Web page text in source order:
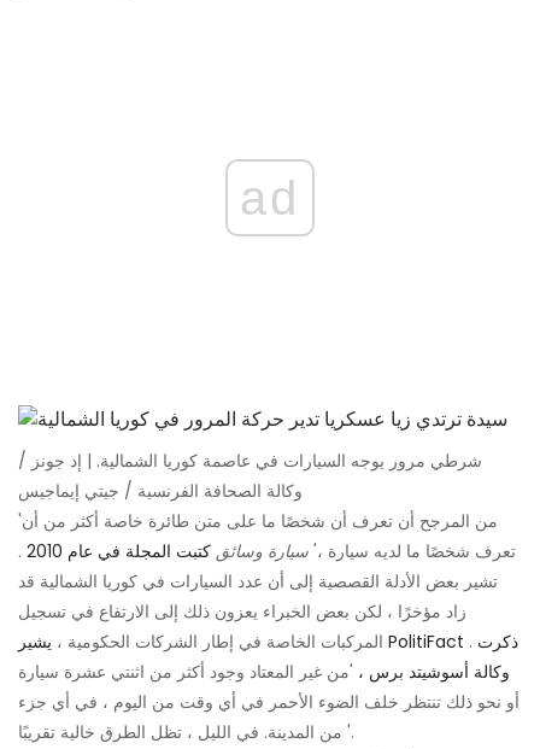
ad
شرطي مرور يوجه السيارات في عاصمة كوريا الشمالية. | إد جونز /
وكالة الصحافة الفرنسية / جيتي إيماجيس
'من المرجح أن تعرف أن شخصًا ما على متن طائرة خاصة أكثر من أن
تعرف شخصًا ما لديه سيارة ،' سيارة وسائق كتبت المجلة في عام 2010
.
تشير بعض الأدلة القصصية إلى أن عدد السيارات في كوريا الشمالية قد
زاد مؤخرًا ، لكن بعض الخبراء يعزون ذلك إلى الارتفاع في تسجيل
المركبات الخاصة في إطار الشركات الحكومية ، يشير PolitiFact . ذكرت
وكالة أسوشيتد برس ، 'من غير المعتاد وجود أكثر من اثنتي عشرة سيارة
أو نحو ذلك تنتظر خلف الضوء الأحمر في أي وقت من اليوم ، في أي جزء
من المدينة. في الليل ، تظل الطرق خالية تقريبًا '.